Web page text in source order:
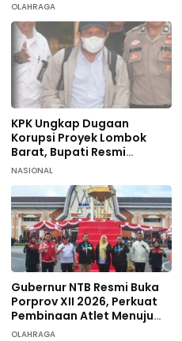
OLAHRAGA
KPK Ungkap Dugaan
Korupsi Proyek Lombok
Barat, Bupati Resmi
Tersangka
NASIONAL
Gubernur NTB Resmi Buka
Porprov XII 2026, Perkuat
Pembinaan Atlet Menuju
PON 2028
OLAHRAGA